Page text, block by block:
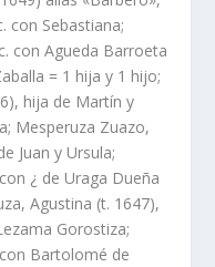
con Sebastiana;
con Agueda Barroeta
= 1 hija y 1 hijo;
hija de Martí­n y
Mesperuza Zuazo,
Juan y Ursula;
¿ de Uraga Dueña
Agustina (t. 1647),
Gorostiza;
Bartolomé de